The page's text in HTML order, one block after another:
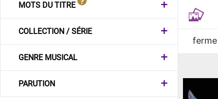
MOTS DU TITRE
COLLECTION / SÉRIE
GENRE MUSICAL
PARUTION
ferme